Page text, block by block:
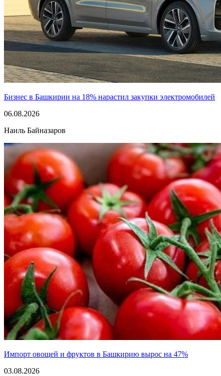
Бизнес в Башкирии на 18% нарастил закупки электромобилей
06.08.2026
Наиль Байназаров
Импорт овощей и фруктов в Башкирию вырос на 47%
03.08.2026